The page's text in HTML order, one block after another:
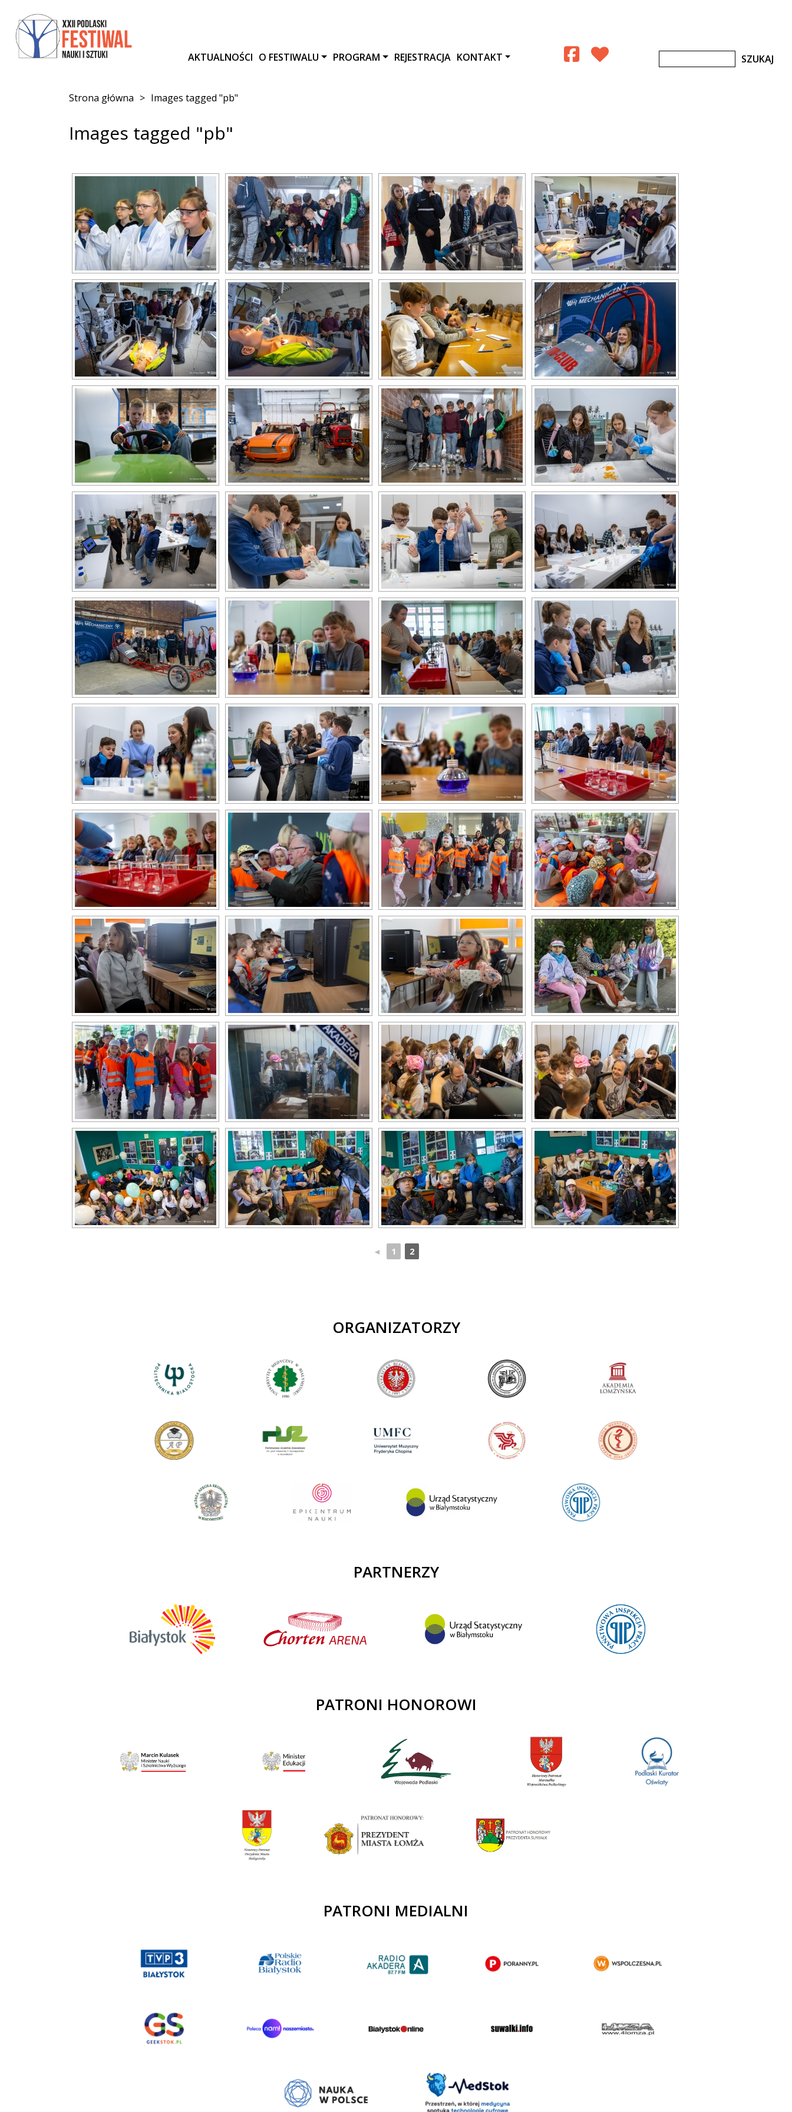
AKTUALNOŚCI O FESTIWALU PROGRAM REJESTRACJA KONTAKT
Strona główna > Images tagged "pb"
Images tagged "pb"
◄ 1 2
ORGANIZATORZY
PARTNERZY
PATRONI HONOROWI
PATRONI MEDIALNI